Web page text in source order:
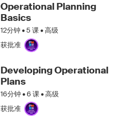
Operational Planning
Basics
12分钟 •5 课 • 高级
获批准
Developing Operational
Plans
16分钟 •6 课 • 高级
获批准